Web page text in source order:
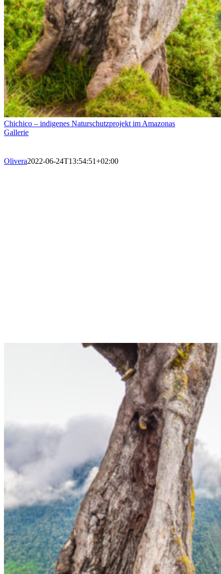
Chichico – indigenes Naturschutzprojekt im Amazonas
Gallerie
Olivera2022-06-24T13:54:51+02:00